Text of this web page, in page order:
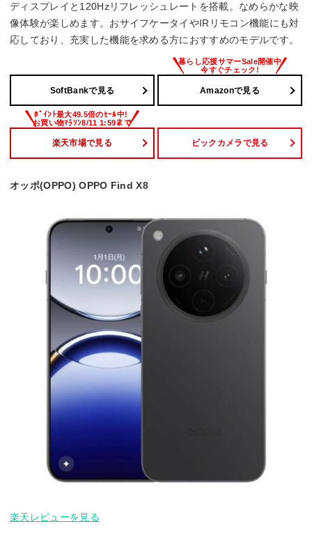
ディスプレイと120Hzリフレッシュレートを搭載。なめらかな映
像体験が楽しめます。おサイフケータイやIRリモコン機能にも対
応しており、充実した機能を求める方におすすめのモデルです。
SoftBankで見る Amazonで見る
楽天市場で見る ビックカメラで見る
オッポ(OPPO) OPPO Find X8
楽天レビューを見る